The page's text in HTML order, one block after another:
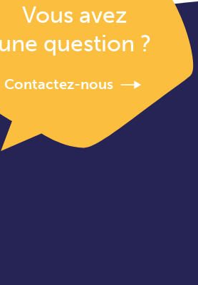
Vous avez
une question ?
Contactez-nous